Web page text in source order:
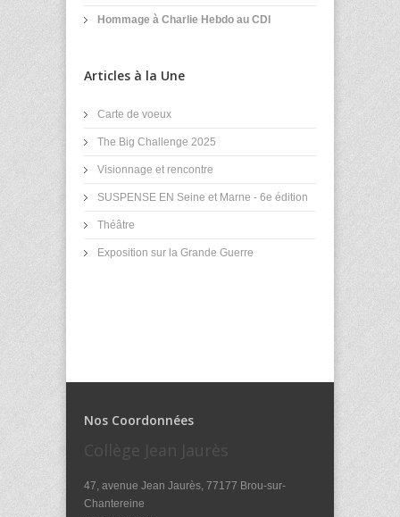
Hommage à Charlie Hebdo au CDI
Articles à la Une
Carte de voeux
The Big Challenge 2025
Visionnage et rencontre
SUSPENSE EN Seine et Marne - 6e édition
Théâtre
Exposition sur la Grande Guerre
Nos Coordonnées
Collège Jean Jaurès
47, avenue Jean Jaurès, 77177 Brou-sur-
Chantereine